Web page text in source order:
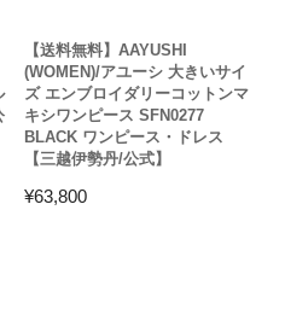
【送料無料】AAYUSHI
(WOMEN)/アユーシ 大きいサイ
ズ エンブロイダリーコットンマ
キシワンピース SFN0277
BLACK ワンピース・ドレス
【三越伊勢丹/公式】
¥63,800